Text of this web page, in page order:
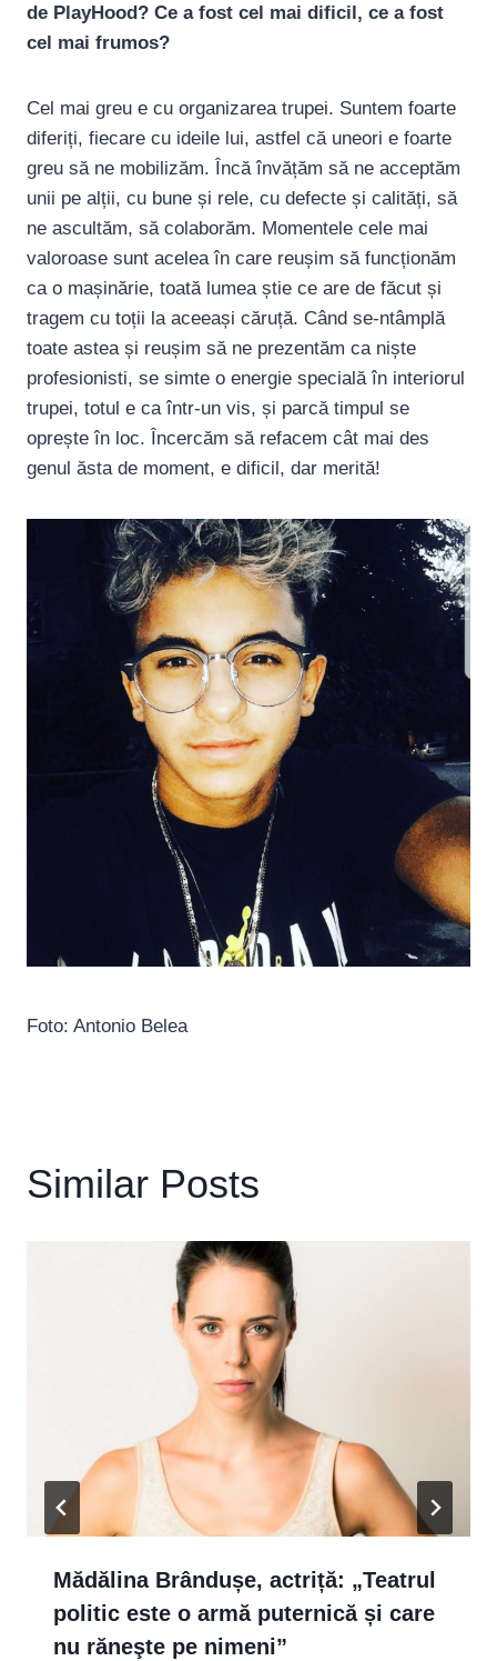
de PlayHood? Ce a fost cel mai dificil, ce a fost
cel mai frumos?
Cel mai greu e cu organizarea trupei. Suntem foarte
diferiți, fiecare cu ideile lui, astfel că uneori e foarte
greu să ne mobilizăm. Încă învățăm să ne acceptăm
unii pe alții, cu bune și rele, cu defecte și calități, să
ne ascultăm, să colaborăm. Momentele cele mai
valoroase sunt acelea în care reușim să funcționăm
ca o mașinărie, toată lumea știe ce are de făcut și
tragem cu toții la aceeași căruță. Când se-ntâmplă
toate astea și reușim să ne prezentăm ca niște
profesionisti, se simte o energie specială în interiorul
trupei, totul e ca într-un vis, și parcă timpul se
oprește în loc. Încercăm să refacem cât mai des
genul ăsta de moment, e dificil, dar merită!
Foto: Antonio Belea
Similar Posts
Mădălina Brândușe, actriță: „Teatrul
politic este o armă puternică și care
nu răneşte pe nimeni”